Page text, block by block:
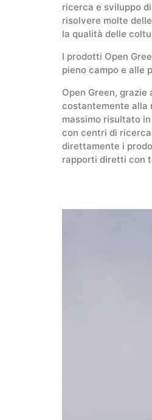
ricerca e sviluppo
risolvere molte
la qualità delle
I prodotti Open
pieno campo e alle
Open Green,
costantemente alla
massimo risultato
con centri di
direttamente i
rapporti diretti con